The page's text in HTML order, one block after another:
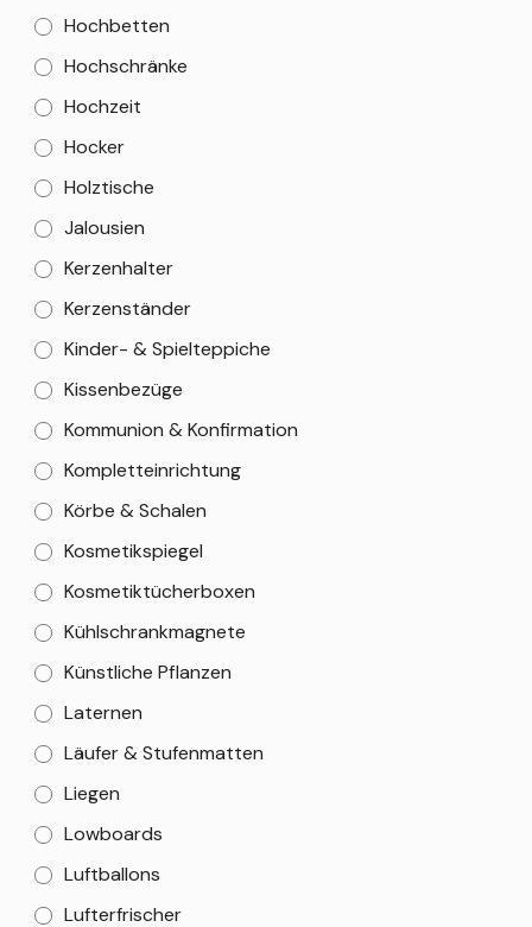
Hochbetten
Hochschränke
Hochzeit
Hocker
Holztische
Jalousien
Kerzenhalter
Kerzenständer
Kinder- & Spielteppiche
Kissenbezüge
Kommunion & Konfirmation
Kompletteinrichtung
Körbe & Schalen
Kosmetikspiegel
Kosmetiktücherboxen
Kühlschrankmagnete
Künstliche Pflanzen
Laternen
Läufer & Stufenmatten
Liegen
Lowboards
Luftballons
Lufterfrischer